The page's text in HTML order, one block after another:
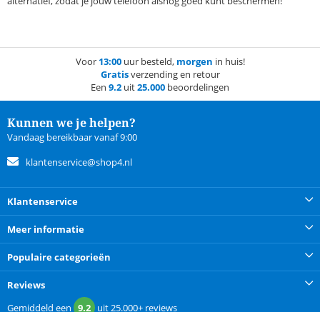
Voor 13:00uur besteld, morgen in huis!
Gratisverzending en retour
Een 9.2 uit25.000 beoordelingen
Kunnen we je helpen?
Vandaag bereikbaar vanaf 9:00
klantenservice@shop4.nl
Klantenservice
Meer informatie
Populaire categorieën
Reviews
Gemiddeld een 9.2 uit25.000+ reviews